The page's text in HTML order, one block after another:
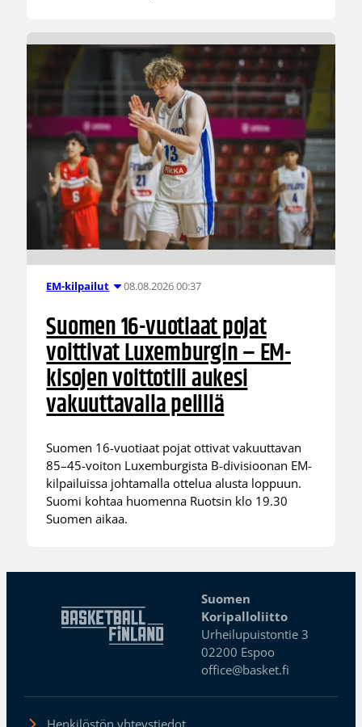
EM-kilpailut 08.08.2026 00:37
Suomen 16-vuotiaat pojat
voittivat Luxemburgin – EM-
kisojen voittotili aukesi
vakuuttavalla pelillä
Suomen 16-vuotiaat pojat ottivat vakuuttavan
85–45-voiton Luxemburgista B-divisioonan EM-
kilpailuissa johtamalla ottelua alusta loppuun.
Suomi kohtaa huomenna Ruotsin klo 19.30
Suomen aikaa.
Suomen
Koripalloliitto
Urheilupuistontie 3
02200 Espoo
office@basket.fi